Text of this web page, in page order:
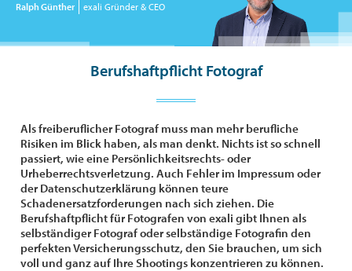
Ralph Günther exali Gründer & CEO
Berufshaftpflicht Fotograf
Als freiberuflicher Fotograf muss man mehr berufliche
Risiken im Blick haben, als man denkt. Nichts ist so schnell
passiert, wie eine Persönlichkeitsrechts- oder
Urheberrechtsverletzung. Auch Fehler im Impressum oder
der Datenschutzerklärung können teure
Schadenersatzforderungen nach sich ziehen. Die
Berufshaftpflicht für Fotografen von exali gibt Ihnen als
selbständiger Fotograf oder selbständige Fotografin den
perfekten Versicherungsschutz, den Sie brauchen, um sich
voll und ganz auf Ihre Shootings konzentrieren zu können.